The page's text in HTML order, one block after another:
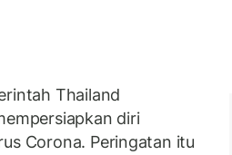
Thailand
diri
Corona. Peringatan itu